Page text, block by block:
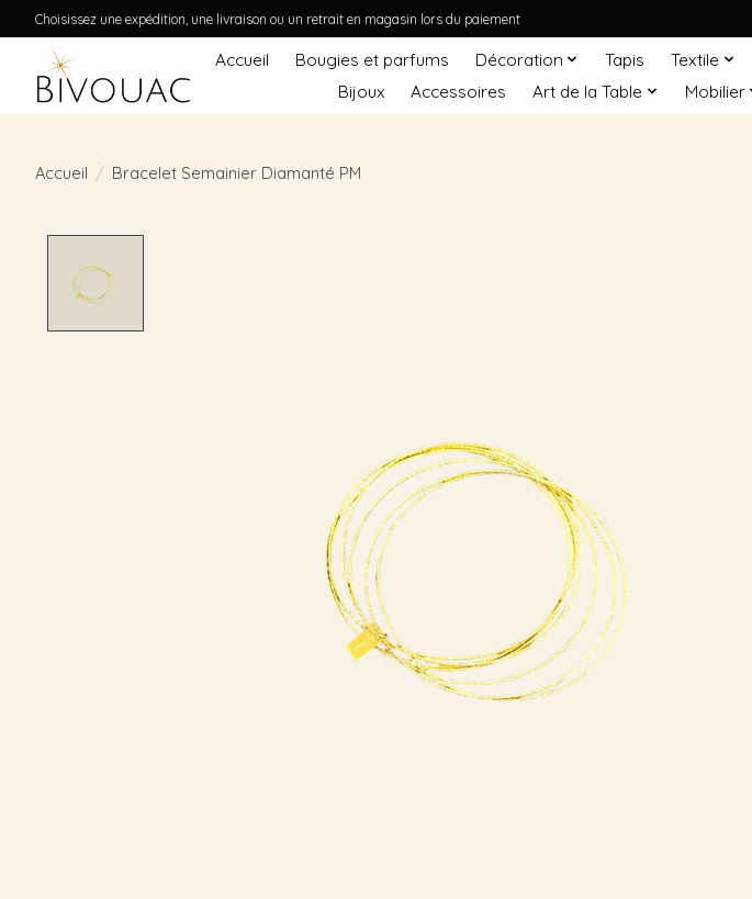
Choisissez une expédition, une livraison ou un retrait en magasin lors du paiement
Accueil Bougies et parfums Décoration Tapis Textile
Bijoux
Accessoires Art de la Table Mobilier
Accueil / Bracelet Semainier Diamanté PM